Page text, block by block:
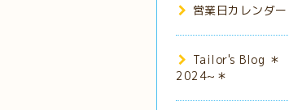
営業日カレンダー
Tailor's Blog ＊
2024~＊